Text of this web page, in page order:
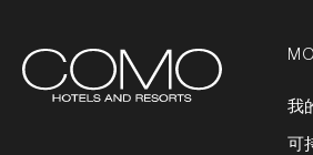
我
可